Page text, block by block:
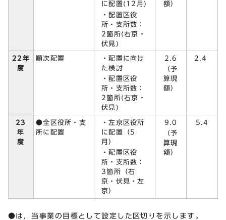
に配置(12月)
・配置区役
所・支所数：
2箇所(右京・
伏見)
額）
22年
度
順次配置
・配置に向け
た検討
・配置区役
所・支所数：
2箇所(右京・
伏見)
2.6
（予
算現
額）
2.4
23
年
度
●全区役所・支
所に配置
・左京区役所
に配置（5
月）
・配置区役
所・支所数：
3箇所（右
京・伏見・左
京）
9.0
（予
算現
額）
5.4
●は，当事業の目標として設定した区切りを示します。